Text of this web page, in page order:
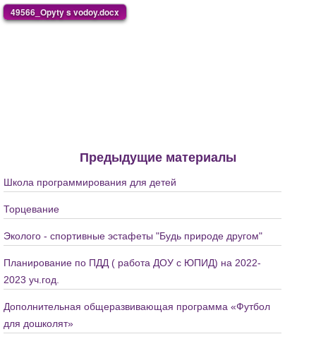
49566_Opyty s vodoy.docx
Предыдущие материалы
Школа программирования для детей
Торцевание
Эколого - спортивные эстафеты "Будь природе другом"
Планирование по ПДД ( работа ДОУ с ЮПИД) на 2022-
2023 уч.год.
Дополнительная общеразвивающая программа «Футбол
для дошколят»